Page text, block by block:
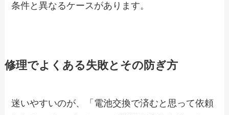
条件と異なるケースがあります。
修理でよくある失敗とその防ぎ方
迷いやすいのが、「電池交換で済むと思って依頼